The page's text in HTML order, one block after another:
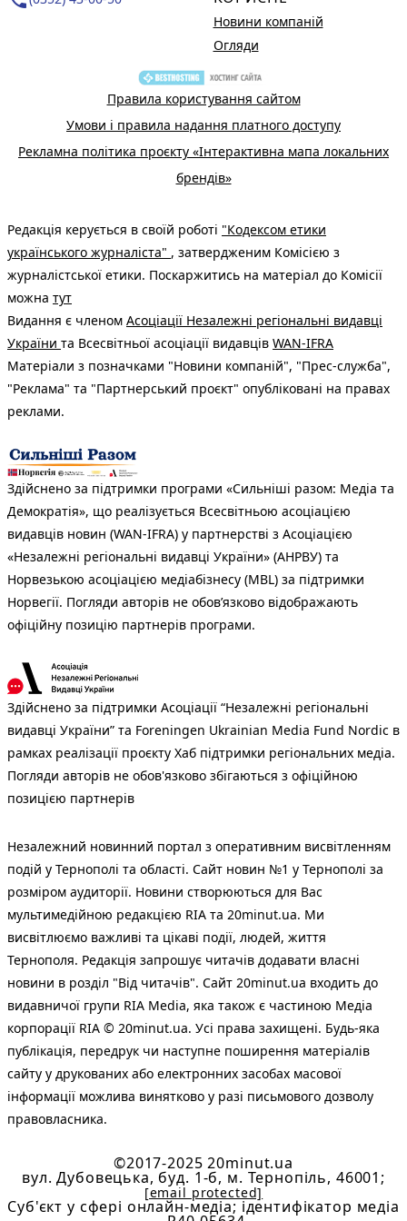
Новини компаній
Огляди
Правила користування сайтом
Умови і правила надання платного доступу
Рекламна політика проєкту «Інтерактивна мапа локальних
брендів»
Редакція керується в своїй роботі "Кодексом етики
українського журналіста" , затвердженим Комісією з
журналістської етики. Поскаржитись на матеріал до Комісії
можна тут
Видання є членом Асоціації Незалежні регіональні видавці
України та Всесвітньої асоціації видавців WAN-IFRA
Матеріали з позначками "Новини компаній", "Прес-служба",
"Реклама" та "Партнерський проєкт" опубліковані на правах
реклами.
Здійснено за підтримки програми «Сильніші разом: Медіа та
Демократія», що реалізується Всесвітньою асоціацією
видавців новин (WAN-IFRA) у партнерстві з Асоціацією
«Незалежні регіональні видавці України» (АНРВУ) та
Норвезькою асоціацією медіабізнесу (MBL) за підтримки
Норвегії. Погляди авторів не обов’язково відображають
офіційну позицію партнерів програми.
Здійснено за підтримки Асоціації “Незалежні регіональні
видавці України” та Foreningen Ukrainian Media Fund Nordic в
рамках реалізації проєкту Хаб підтримки регіональних медіа.
Погляди авторів не обов'язково збігаються з офіційною
позицією партнерів
Незалежний новинний портал з оперативним висвітленням
подій у Тернополі та області. Сайт новин №1 у Тернополі за
розміром аудиторії. Новини створюються для Вас
мультимедійною редакцією RIA та 20minut.ua. Ми
висвітлюємо важливі та цікаві події, людей, життя
Тернополя. Редакція запрошує читачів додавати власні
новини в розділ "Від читачів". Сайт 20minut.ua входить до
видавничої групи RIA Media, яка також є частиною Медіа
корпорації RIA © 20minut.ua. Усі права захищені. Будь-яка
публiкацiя, передрук чи наступне поширення матеріалів
сайту у друкованих або електронних засобах масової
інформації можлива винятково у разі письмового дозволу
правовласника.
©2017-2025 20minut.ua
вул. Дубовецька, буд. 1-б, м. Тернопіль, 46001;
[email protected]
Cуб'єкт у сфері онлайн-медіа; ідентифікатор медіа